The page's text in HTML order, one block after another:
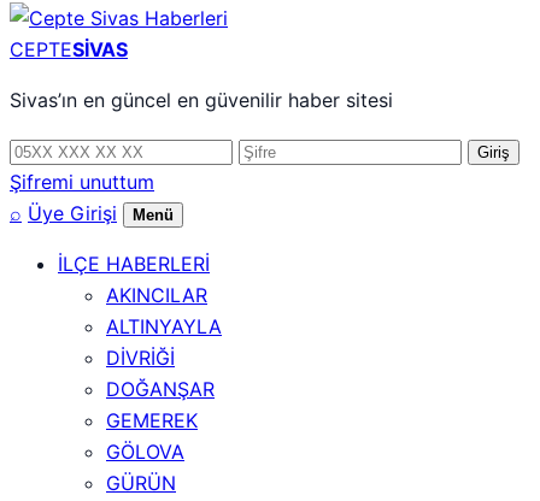
CEPTESİVAS
Sivas’ın en güncel en güvenilir haber sitesi
Telefon
numarası
Şifre Giriş
Şifremi unuttum
⌕ Üye Girişi Menü
İLÇE HABERLERİ
AKINCILAR
ALTINYAYLA
DİVRİĞİ
DOĞANŞAR
GEMEREK
GÖLOVA
GÜRÜN